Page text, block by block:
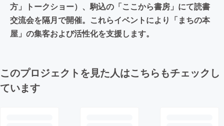
方」トークショー）、駒込の「ここから書房」にて読書
交流会を隔月で開催。これらイベントにより「まちの本
屋」の集客および活性化を支援します。
このプロジェクトを見た人はこちらもチェックし
ています